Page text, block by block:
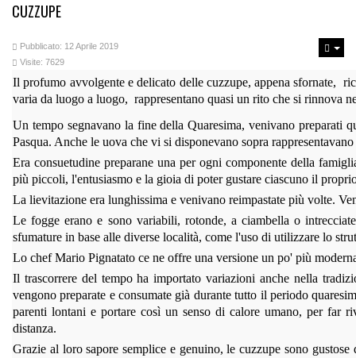
CUZZUPE
Pubblicato: 12 Aprile 2019
Visite: 7629
Il profumo avvolgente e delicato delle cuzzupe, appena sfornate,
varia da luogo a luogo, rappresentano quasi un rito che si rinnova
Un tempo segnavano la fine della Quaresima, venivano preparati
Pasqua. Anche le uova che vi si disponevano sopra
Era consuetudine preparane una per ogni componente della
più piccoli, l'entusiasmo e la gioia di poter gustare ciascuno il
La lievitazione era lunghissima e venivano reimpastate più volte.
Le fogge erano e sono variabili, rotonde, a ciambella o
sfumature in base alle diverse località, come l'uso di utilizzare lo
Lo chef Mario Pignatato ce ne offre una versione un po' più
Il trascorrere del tempo ha importato variazioni anche nella
vengono preparate e consumate già durante tutto il periodo
parenti lontani e portare così un senso di calore umano, per
distanza.
Grazie al loro sapore semplice e genuino, le cuzzupe sono